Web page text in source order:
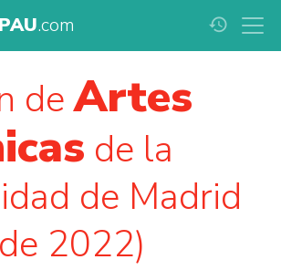
PAU.com history
deArtes
de la
de Madrid
2022)